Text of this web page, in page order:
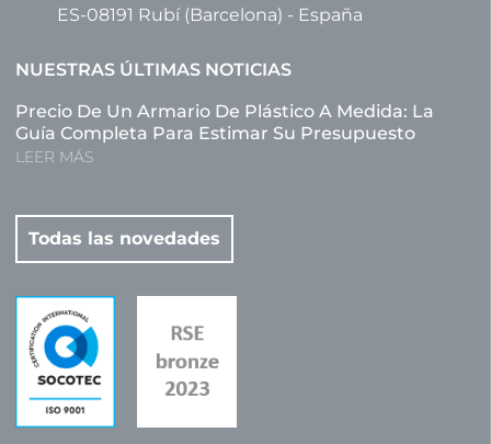
ES-08191 Rubí (Barcelona) - España
NUESTRAS ÚLTIMAS NOTICIAS
Precio De Un Armario De Plástico A Medida: La
Guía Completa Para Estimar Su Presupuesto
LEER MÁS
Todas las novedades